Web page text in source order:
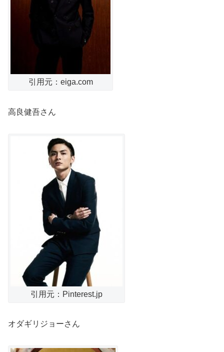
引用元：eiga.com
高良健吾さん
引用元：Pinterest.jp
オダギリジョーさん